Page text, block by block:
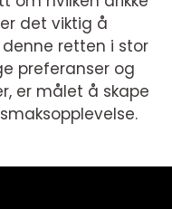
det viktig å
retten i stor
preferanser og
er målet å skape